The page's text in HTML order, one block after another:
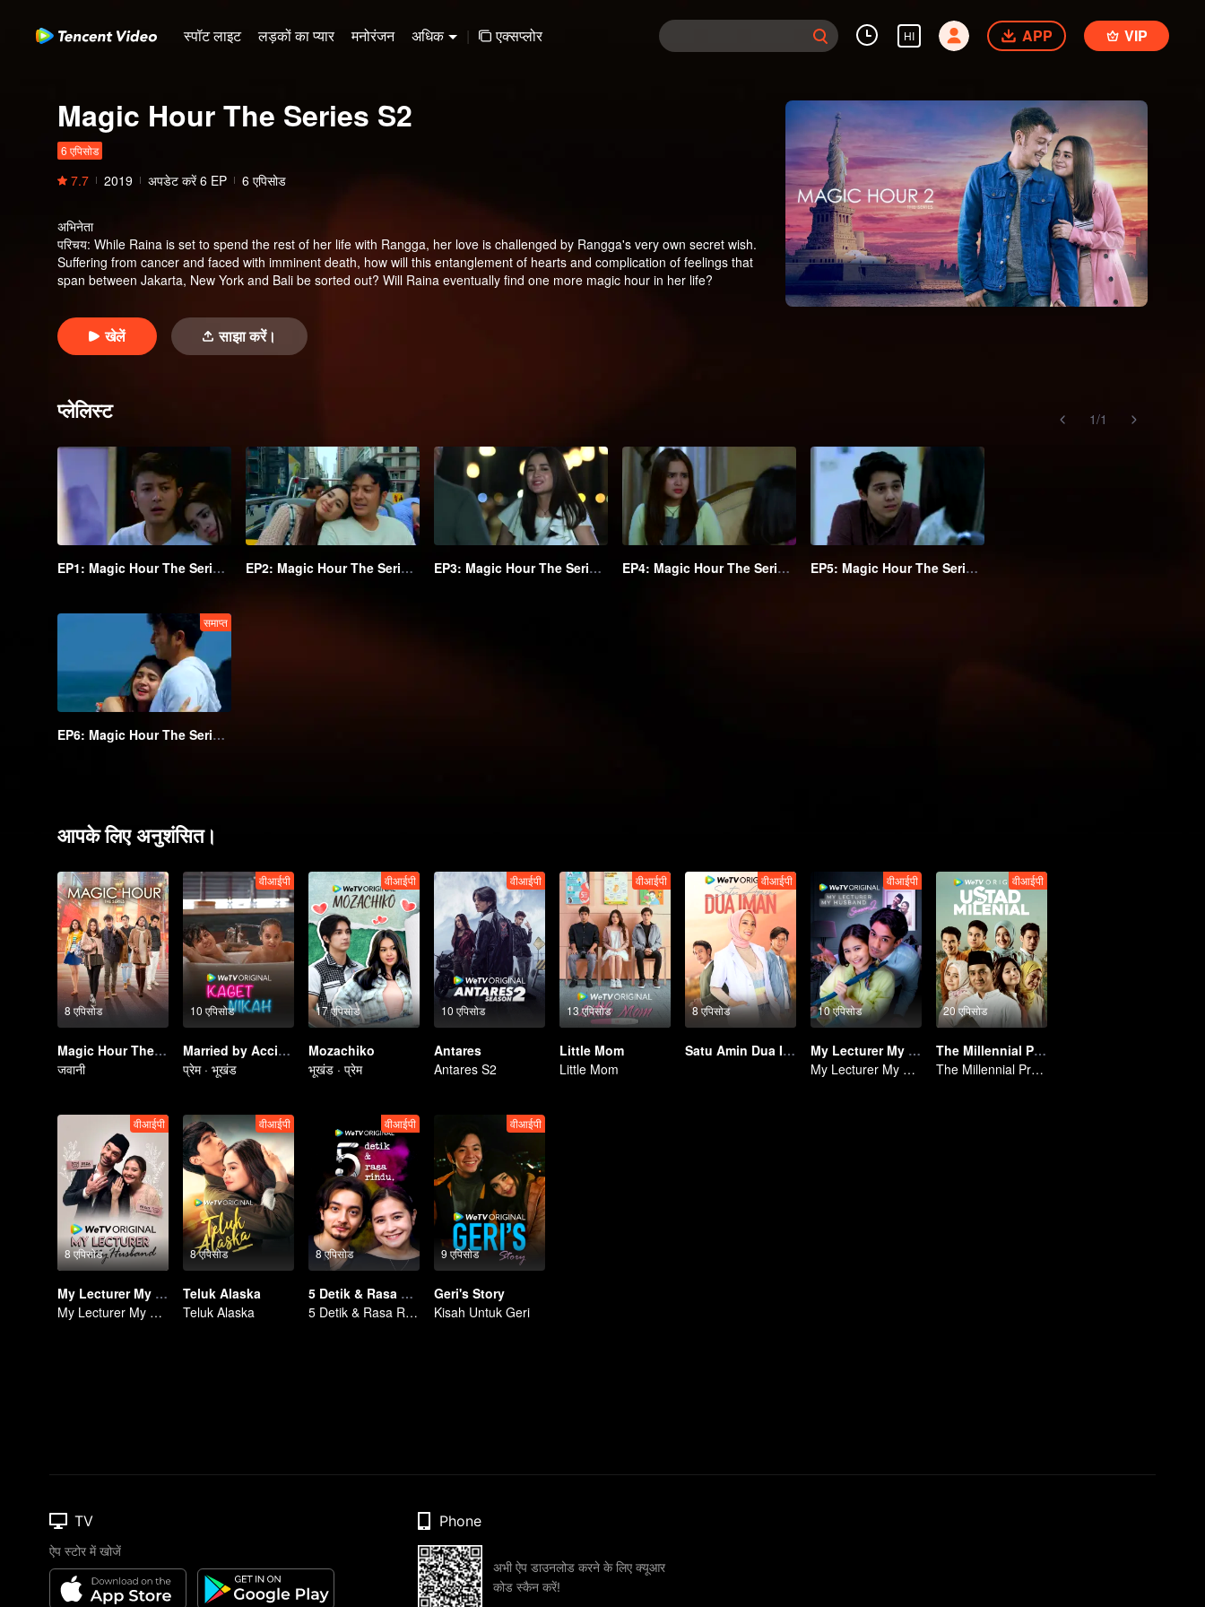
स्पॉट लाइट लड़कों का प्यार मनोरंजन अधिक | एक्सप्लोर HI APP VIP
Magic Hour The Series S2
6 एपिसोड
7.7 2019 अपडेट करें 6 EP 6 एपिसोड
अभिनेता
परिचय: While Raina is set to spend the rest of her life with Rangga, her love is challenged by Rangga's very own secret wish.
Suffering from cancer and faced with imminent death, how will this entanglement of hearts and complication of feelings that
span between Jakarta, New York and Bali be sorted out? Will Raina eventually find one more magic hour in her life?
खेलें साझा करें।
प्लेलिस्ट 1/1
EP1: Magic Hour The Series S2 EP2: Magic Hour The Series S2 EP3: Magic Hour The Series S2 EP4: Magic Hour The Series S2 EP5: Magic Hour The Series S2
समाप्त
EP6: Magic Hour The Series S2
आपके लिए अनुशंसित।
8 एपिसोड
Magic Hour The Series
जवानी
10 एपिसोड
वीआईपी
Married by Accident
प्रेम · भूखंड
17 एपिसोड
वीआईपी
Mozachiko
भूखंड · प्रेम
10 एपिसोड
वीआईपी
Antares
Antares S2
13 एपिसोड
वीआईपी
Little Mom
Little Mom
8 एपिसोड
वीआईपी
Satu Amin Dua Iman
10 एपिसोड
वीआईपी
My Lecturer My Husband
My Lecturer My Husband
20 एपिसोड
वीआईपी
The Millennial Preacher
The Millennial Preacher
8 एपिसोड
वीआईपी
My Lecturer My Husband
My Lecturer My Husband
8 एपिसोड
वीआईपी
Teluk Alaska
Teluk Alaska
8 एपिसोड
वीआईपी
5 Detik & Rasa Rindu
5 Detik & Rasa Rindu
9 एपिसोड
वीआईपी
Geri's Story
Kisah Untuk Geri
TV
ऐप स्टोर में खोजें
Phone
अभी ऐप डाउनलोड करने के लिए क्यूआर
कोड स्कैन करें!